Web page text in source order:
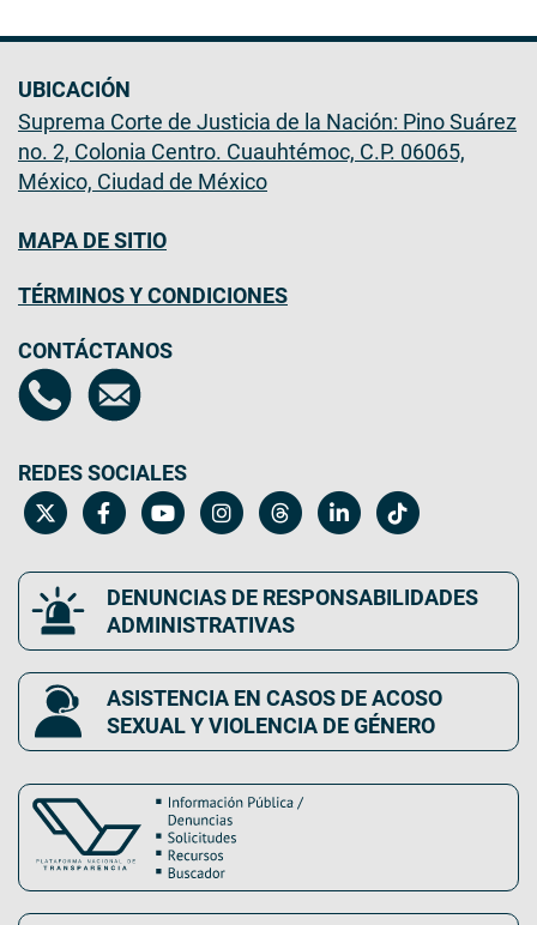
UBICACIÓN
Suprema Corte de Justicia de la Nación: Pino Suárez
no. 2, Colonia Centro. Cuauhtémoc, C.P. 06065,
México, Ciudad de México
MAPA DE SITIO
TÉRMINOS Y CONDICIONES
CONTÁCTANOS
REDES SOCIALES
DENUNCIAS DE RESPONSABILIDADES
ADMINISTRATIVAS
ASISTENCIA EN CASOS DE ACOSO
SEXUAL Y VIOLENCIA DE GÉNERO